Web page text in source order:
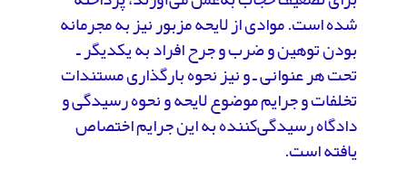
شده است. موادی از لایحه مزبور نیز به مجرمانه
بودن توهین و ضرب و جرح افراد به یکدیگر ـ
تحت هر عنوانی ـ و نیز نحوه بارگذاری مستندات
تخلفات و جرایم موضوع لایحه و نحوه رسیدگی و
دادگاه رسیدگی‌کننده به این جرایم اختصاص
یافته است.